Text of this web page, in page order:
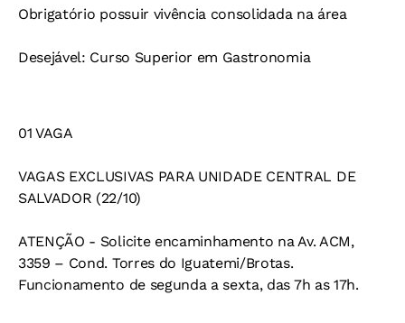
Obrigatório possuir vivência consolidada na área
Desejável: Curso Superior em Gastronomia
01 VAGA
VAGAS EXCLUSIVAS PARA UNIDADE CENTRAL DE
SALVADOR (22/10)
ATENÇÃO - Solicite encaminhamento na Av. ACM,
3359 – Cond. Torres do Iguatemi/Brotas.
Funcionamento de segunda a sexta, das 7h as 17h.